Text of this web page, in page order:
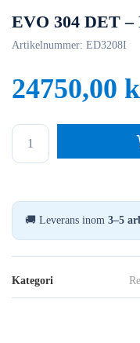
EVO 304 DET –
Artikelnummer: ED3208I
24750,00
EVO
Professionell
ångtvätt
8Bar
mängd
🚚 Leverans inom 3–5
Kategori